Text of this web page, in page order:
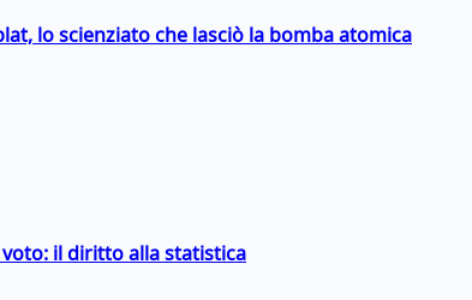
lo scienziato che lasciò la bomba atomica
il diritto alla statistica